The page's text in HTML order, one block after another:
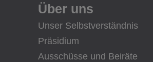
Über uns
Unser Selbstverständnis
Präsidium
Ausschüsse und Beiräte